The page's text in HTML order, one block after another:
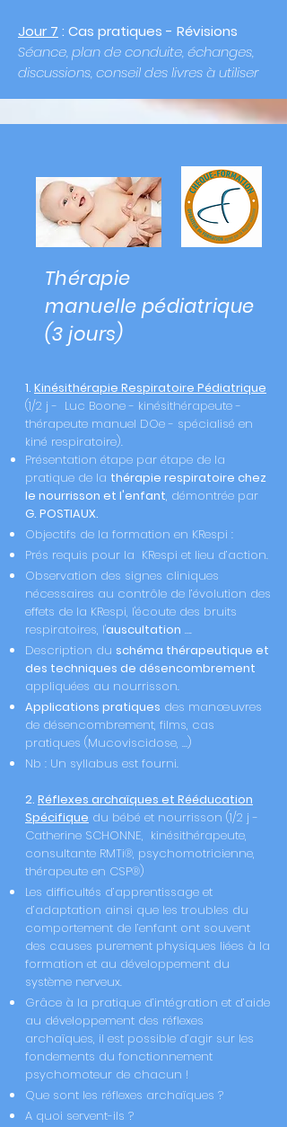
Jour 7 : Cas pratiques - Révisions
Séance, plan de conduite, échanges,
discussions, conseil des livres à utiliser
Thérapie
manuelle pédiatrique
(3 jours)
1. Kinésithérapie Respiratoire Pédiatrique
(1/2 j - Luc Boone - kinésithérapeute -
thérapeute manuel DOe - spécialisé en
kiné respiratoire).
Présentation étape par étape de la
pratique de la thérapie respiratoire chez
le nourrisson et l'enfant, démontrée par
G. POSTIAUX.
Objectifs de la formation en KRespi :
Prés requis pour la KRespi et lieu d’action.
Observation des signes cliniques
nécessaires au contrôle de l’évolution des
effets de la KRespi, l'écoute des bruits
respiratoires, l'auscultation ….
Description du schéma thérapeutique et
des techniques de désencombrement
appliquées au nourrisson.
Applications pratiques des manœuvres
de désencombrement, films, cas
pratiques (Mucoviscidose, …)
Nb : Un syllabus est fourni.
2. Réflexes archaïques et Rééducation
Spécifique du bébé et nourrisson (1/2 j -
Catherine SCHONNE, kinésithérapeute,
consultante RMTi®, psychomotricienne,
thérapeute en CSP®)
Les difficultés d’apprentissage et
d’adaptation ainsi que les troubles du
comportement de l’enfant ont souvent
des causes purement physiques liées à la
formation et au développement du
système nerveux.
Grâce à la pratique d’intégration et d’aide
au développement des réflexes
archaïques, il est possible d’agir sur les
fondements du fonctionnement
psychomoteur de chacun !
Que sont les réflexes archaïques ?
A quoi servent-ils ?